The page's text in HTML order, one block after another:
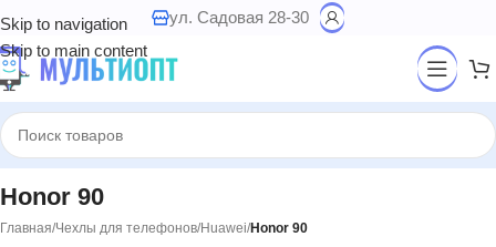
Skip to navigation
Skip to main content
ул. Садовая 28-30
Honor 90
Главная/Чехлы для телефонов/Huawei/Honor 90